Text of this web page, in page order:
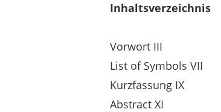
Inhaltsverzeichnis
Vorwort III
List of Symbols VII
Kurzfassung IX
Abstract XI